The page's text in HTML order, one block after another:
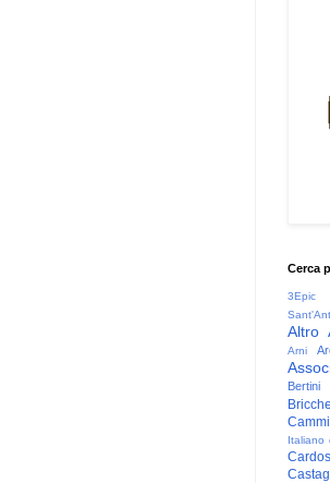
Cerca
3Epic
Altro
Arni
Bertini
Italiano